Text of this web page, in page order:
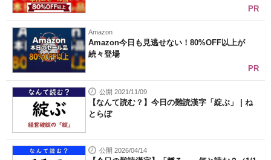
PR
Amazon
Amazon今日も見逃せない！80%OFF以上が
続々登場
PR
公開 2021/11/09
【なんて読む？】今日の難読漢字「綻ぶ」 | ね
とらぼ
公開 2026/04/14